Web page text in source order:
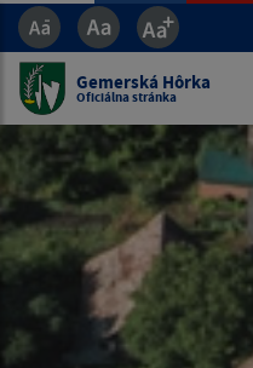
Gemerská Hôrka
Oficiálna stránka